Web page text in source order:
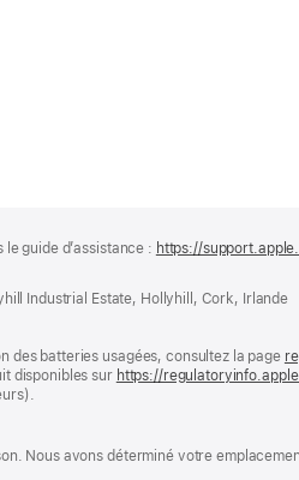
guide d’assistance : https://
Industrial Estate, Hollyhill, Cork, Irlande
des batteries usagées, consultez la page
disponibles sur https://
Nous avons déterminé votre